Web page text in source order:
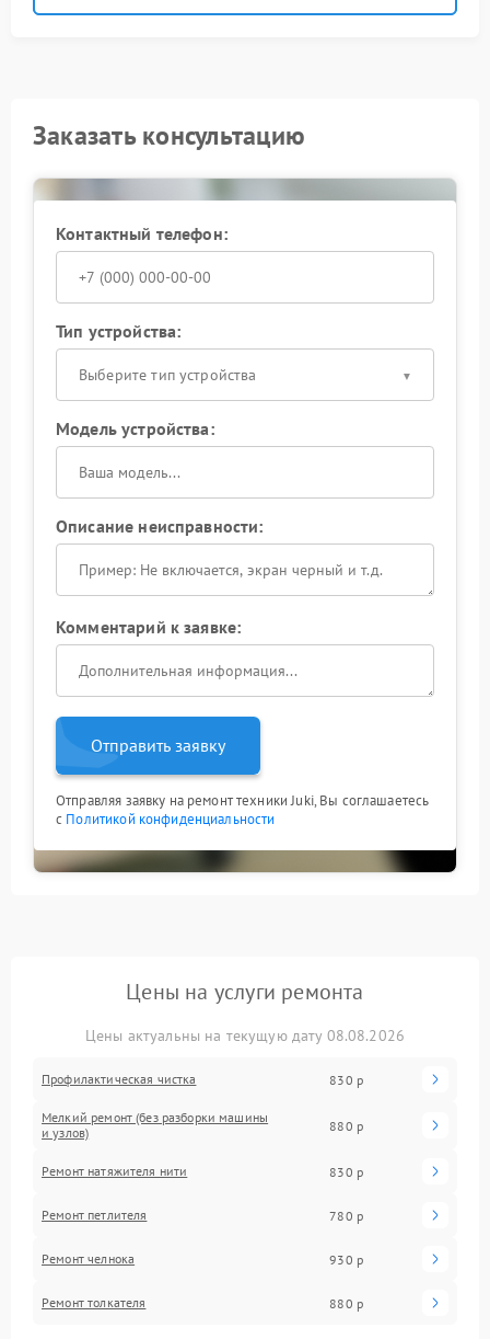
Заказать консультацию
Контактный телефон:
Тип устройства:
Выберите тип устройства
Модель устройства:
Описание неисправности:
Комментарий к заявке:
Отправить заявку
Отправляя заявку на ремонт техники Juki, Вы соглашаетесь
с Политикой конфиденциальности
Цены на услуги ремонта
Цены актуальны на текущую дату 08.08.2026
Профилактическая чистка 830 р
Мелкий ремонт (без разборки машины
и узлов)
880 р
Ремонт натяжителя нити 830 р
Ремонт петлителя 780 р
Ремонт челнока 930 р
Ремонт толкателя 880 р